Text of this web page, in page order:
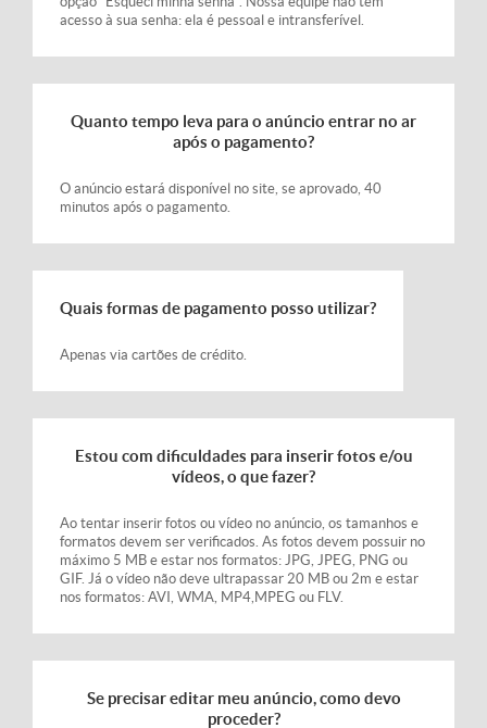
acesso à sua senha: ela é pessoal e intransferível.
Quanto tempo leva para o anúncio entrar no ar
após o pagamento?
O anúncio estará disponível no site, se aprovado, 40
minutos após o pagamento.
Quais formas de pagamento posso utilizar?
Apenas via cartões de crédito.
Estou com dificuldades para inserir fotos e/ou
vídeos, o que fazer?
Ao tentar inserir fotos ou vídeo no anúncio, os tamanhos e
formatos devem ser verificados. As fotos devem possuir no
máximo 5 MB e estar nos formatos: JPG, JPEG, PNG ou
GIF. Já o vídeo não deve ultrapassar 20 MB ou 2m e estar
nos formatos: AVI, WMA, MP4,MPEG ou FLV.
Se precisar editar meu anúncio, como devo
proceder?